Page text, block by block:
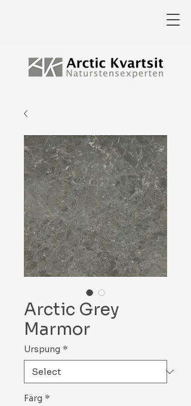
Arctic Grey
Marmor
Urspung *
Färg *